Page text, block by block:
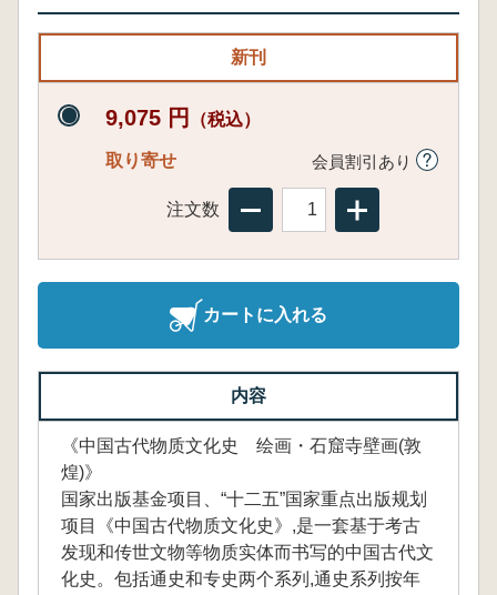
新刊
9,075 円 （税込）
取り寄せ 会員割引あり
注文数
カートに入れる
内容
《中国古代物质文化史 绘画・石窟寺壁画(敦
煌)》
国家出版基金项目、“十二五”国家重点出版规划
项目《中国古代物质文化史》,是一套基于考古
发现和传世文物等物质实体而书写的中国古代文
化史。包括通史和专史两个系列,通史系列按年